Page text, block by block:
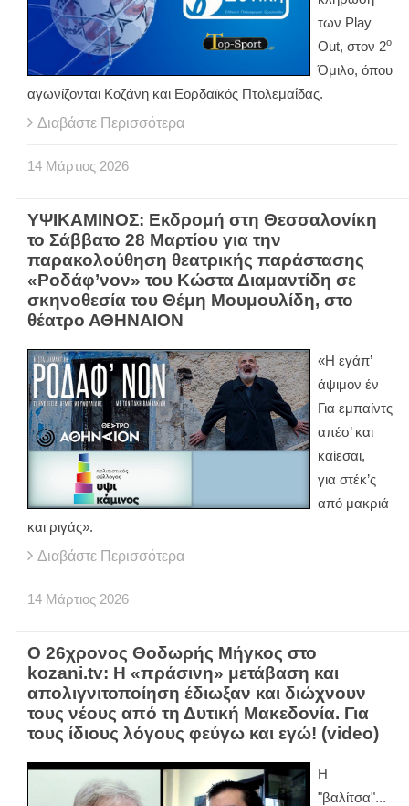
των Play
Out, στον 2ο
Όμιλο, όπου
αγωνίζονται Κοζάνη και Εορδαϊκός Πτολεμαΐδας.
Διαβάστε Περισσότερα
14 Μάρτιος 2026
ΥΨΙΚΑΜΙΝΟΣ: Εκδρομή στη Θεσσαλονίκη
το Σάββατο 28 Μαρτίου για την
παρακολούθηση θεατρικής παράστασης
«Ροδάφ’νον» του Κώστα Διαμαντίδη σε
σκηνοθεσία του Θέμη Μουμουλίδη, στο
θέατρο ΑΘΗΝΑΙΟΝ
«Η εγάπ’
άψιμον έν
Για εμπαίντς
απέσ’ και
καίεσαι,
για στέκ’ς
από μακριά
και ριγάς».
Διαβάστε Περισσότερα
14 Μάρτιος 2026
O 26χρονος Θοδωρής Μήγκος στο
kozani.tv: Η «πράσινη» μετάβαση και
απολιγνιτοποίηση έδιωξαν και διώχνουν
τους νέους από τη Δυτική Μακεδονία. Για
τους ίδιους λόγους φεύγω και εγώ! (video)
Η
"βαλίτσα"...